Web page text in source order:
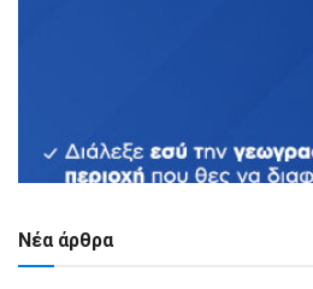
Νέα άρθρα